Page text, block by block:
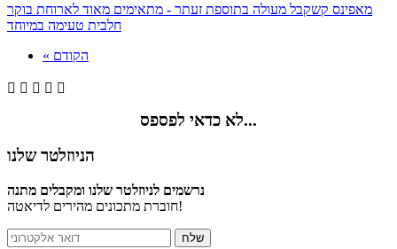
מאפינס קשקבל מעולה בתוספת זעתר - מתאימים מאוד לארוחת בוקר
חלבית טעימה במיוחד
« הקודם
    
לא כדאי לפספס...
הניוזלטר שלנו
נרשמים לניוזלטר שלנו ומקבלים מתנה
חוברת מתכונים מהירים לדיאטה!